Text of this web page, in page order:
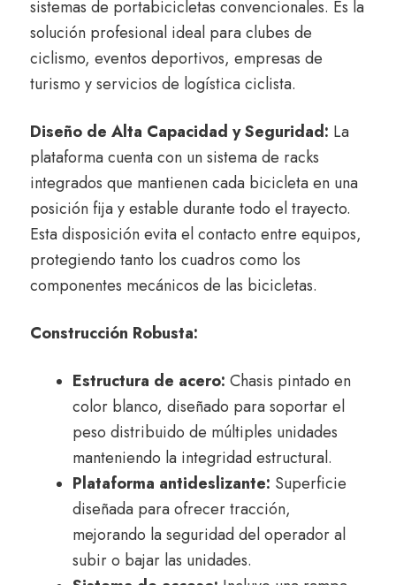
sistemas de portabicicletas convencionales. Es la
solución profesional ideal para clubes de
ciclismo, eventos deportivos, empresas de
turismo y servicios de logística ciclista.
Diseño de Alta Capacidad y Seguridad: La
plataforma cuenta con un sistema de racks
integrados que mantienen cada bicicleta en una
posición fija y estable durante todo el trayecto.
Esta disposición evita el contacto entre equipos,
protegiendo tanto los cuadros como los
componentes mecánicos de las bicicletas.
Construcción Robusta:
Estructura de acero: Chasis pintado en
color blanco, diseñado para soportar el
peso distribuido de múltiples unidades
manteniendo la integridad estructural.
Plataforma antideslizante: Superficie
diseñada para ofrecer tracción,
mejorando la seguridad del operador al
subir o bajar las unidades.